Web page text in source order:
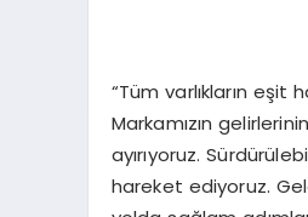
“Tüm varlıkların
Markamızın
ayırıyoruz.
hareket ediyoruz.